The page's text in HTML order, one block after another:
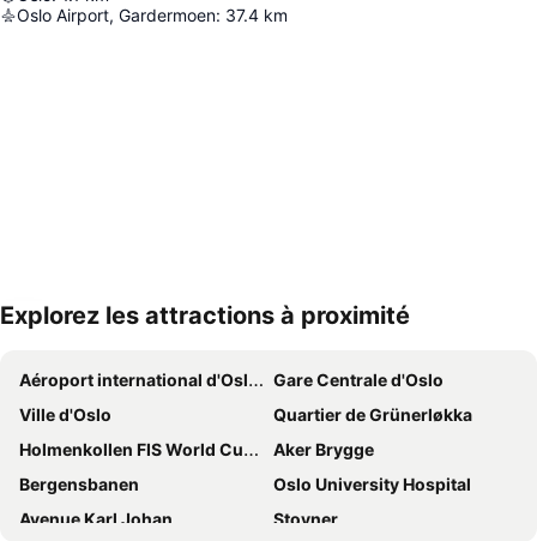
Oslo Airport, Gardermoen: 37.4 km
Explorez les attractions à proximité
Aéroport international d'Oslo-Gardermoen
Gare Centrale d'Oslo
Ville d'Oslo
Quartier de Grünerløkka
Holmenkollen FIS World Cup Nordic
Aker Brygge
Bergensbanen
Oslo University Hospital
Avenue Karl Johan
Stovner